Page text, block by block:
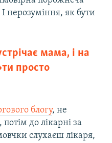
І нерозуміння, як бути
мама, і на
просто
блогу, не
до лікарні за
слухаєш лікаря,